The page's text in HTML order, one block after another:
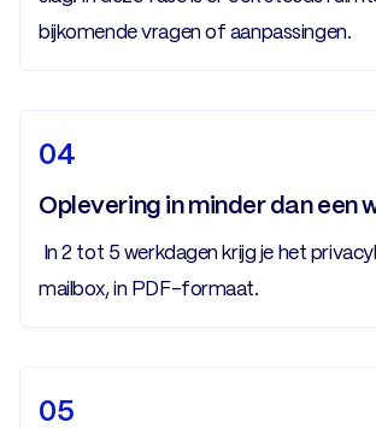
bijkomende vragen of aanpassingen.
04
Oplevering in minder dan een
In 2 tot 5 werkdagen krijg je het
mailbox, in PDF-formaat.
05